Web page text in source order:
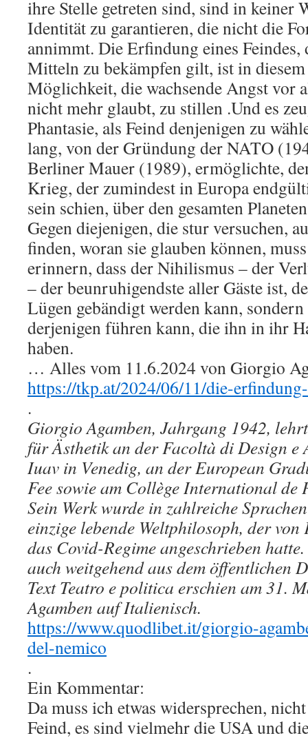
ihre Stelle getreten sind, sind in keiner
Identität zu garantieren, die nicht die
annimmt. Die Erfindung eines Feindes,
Mitteln zu bekämpfen gilt, ist in
Möglichkeit, die wachsende Angst vor
nicht mehr glaubt, zu stillen .Und es
Phantasie, als Feind denjenigen zu
lang, von der Gründung der NATO
Berliner Mauer (1989), ermöglichte,
Krieg, der zumindest in Europa
sein schien, über den gesamten
Gegen diejenigen, die stur versuchen,
finden, woran sie glauben können,
erinnern, dass der Nihilismus – der
– der beunruhigendste aller Gäste ist,
Lügen gebändigt werden kann,
derjenigen führen kann, die ihn in ihr
haben.
… Alles vom 11.6.2024 von Giorgio
https://tkp.at/2024/06/11/die-
.
Giorgio Agamben, Jahrgang 1942,
für Ästhetik an der Facoltà di Design
Iuav in Venedig, an der European
Fee sowie am Collège International
Sein Werk wurde in zahlreiche
einzige lebende Weltphilosoph, der von
das Covid-Regime angeschrieben
auch weitgehend aus dem öffentlichen
Text Teatro e politica erschien am 31.
Agamben auf Italienisch.
https://www.quodlibet.it/giorgio-
del-nemico
.
Ein Kommentar:
Da muss ich etwas widersprechen,
Feind, es sind vielmehr die USA und